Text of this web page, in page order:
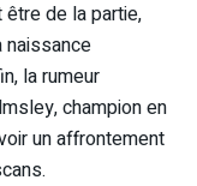
être de la partie,
naissance
la rumeur
champion en
un affrontement